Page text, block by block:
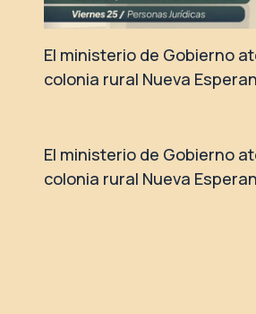
El ministerio de Gobierno
colonia rural Nueva
El ministerio de Gobierno
colonia rural Nueva